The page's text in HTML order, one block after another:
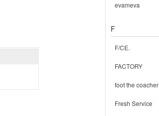
evameva
F
F/CE.
FACTORY
foot the coacher
Fresh Service